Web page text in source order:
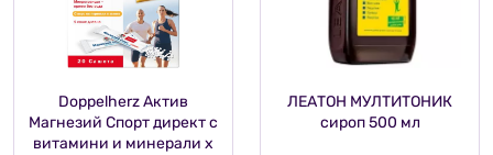
Doppelherz Актив
Магнезий Спорт директ с
витамини и минерали х
ЛЕАТОН МУЛТИТОНИК
сироп 500 мл